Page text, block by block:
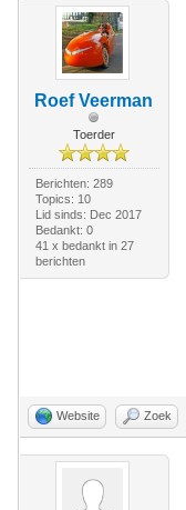
Roef Veerman
Toerder
Berichten: 289
Topics: 10
Lid sinds: Dec 2017
Bedankt: 0
41 x bedankt in 27
berichten
Website Zoek